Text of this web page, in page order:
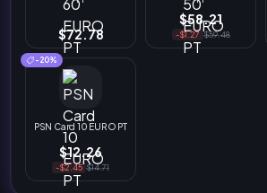
$72.78
$58.21
-$1.27 $59.48
-20%
PSN Card 10 EURO PT
$12.26
-$2.45 $14.71